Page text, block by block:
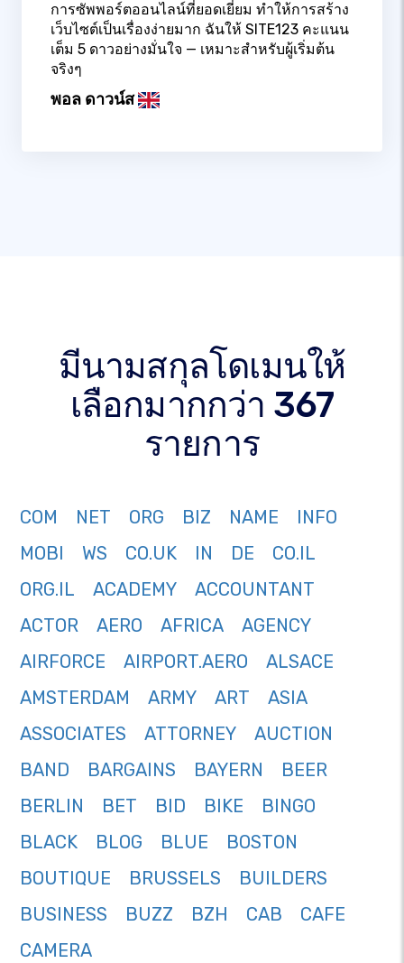
การซัพพอร์ตออนไลน์ที่ยอดเยี่ยม ทำให้การสร้าง
เว็บไซต์เป็นเรื่องง่ายมาก ฉันให้ SITE123 คะแนน
เต็ม 5 ดาวอย่างมั่นใจ — เหมาะสำหรับผู้เริ่มต้น
จริงๆ
พอล ดาวน์ส
มีนามสกุลโดเมนให้
เลือกมากกว่า 367
รายการ
COM NET ORG BIZ NAME
INFO
MOBI
WS CO.UK IN DE
CO.IL
ORG.IL
ACADEMY
ACCOUNTANT
ACTOR
AERO AFRICA
AGENCY
AIRFORCE
AIRPORT.AERO
ALSACE
AMSTERDAM
ARMY ART
ASIA
ASSOCIATES
ATTORNEY
AUCTION
BAND
BARGAINS BAYERN
BEER
BERLIN
BET BID BIKE
BINGO
BLACK
BLOG BLUE
BOSTON
BOUTIQUE
BRUSSELS
BUILDERS
BUSINESS
BUZZ BZH CAB
CAFE
CAMERA